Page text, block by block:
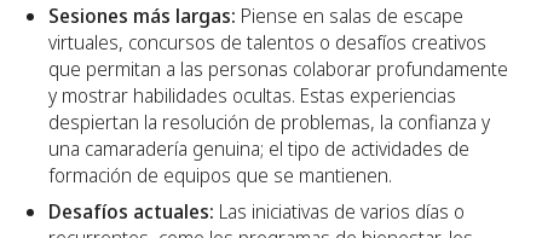
Sesiones más largas: Piense en salas de escape
virtuales, concursos de talentos o desafíos creativos
que permitan a las personas colaborar profundamente
y mostrar habilidades ocultas. Estas experiencias
despiertan la resolución de problemas, la confianza y
una camaradería genuina; el tipo de actividades de
formación de equipos que se mantienen.
Desafíos actuales: Las iniciativas de varios días o